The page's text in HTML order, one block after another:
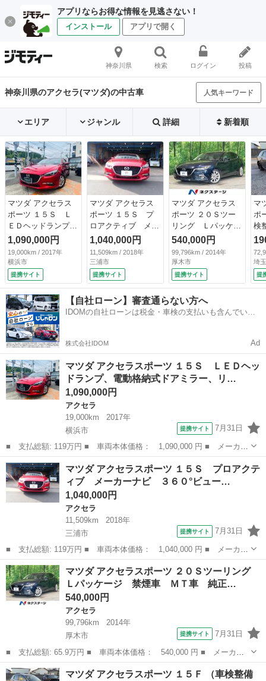
アプリならお得な情報を見逃さない！
インストール アプリで開く
神奈川県 検索 ログイン 投稿
神奈川県のアクセラ(マツダ)の中古車 人気キーワード
エリア ジャンル 詳細 新着順
マツダ アクセラス
ポーツ １５Ｓ Ｌ
ＥＤヘッドランプ、
電動格納式ドアミラ
ー、リアルーフスポ
イラー、分割可倒式
リアシート、アドバ
ンストキーレスエン
トリー、プッシュス
タート、クルーズコ
ントロール、横滑り
防止装置、トラクシ
ョンコントロール
（車検整備付）
1,090,000円
19,000km / 2017年
横浜市
提携サイト
マツダ アクセラス
ポーツ １５Ｓ プ
ロアクティブ メー
カーナビ ３６０°
ビューモニターＣＤ
／ＤＶＤ ＢＯＳＥ
サウンドシステム．
ドラレコ．ＥＴＣ
（車検整備付）
1,040,000円
11,509km / 2018年
三浦市
提携サイト
マツダ アクセラス
ポーツ ２０Ｓツー
リング Ｌパッケー
ジ 禁煙車 ＭＴ
車 純正ナビ 衝突
軽減装置 レーダー
クルーズ レザーシ
ート パワーシー
ト シートヒータ
ー ドラレコ コー
ナーセンサー スマ
イト （検9.6）
540,000円
99,796km / 2014年
厚木市
提携サイト
マ
ポ
検
埼
提
【自社ローン】審査通らない方へ
IDOMの自社ローンは税金・車検の支払いも含んでいる
株式会社IDOM Ad
マツダ アクセラスポーツ １５Ｓ ＬＥＤヘッ
ドランプ、電動格納式ドアミラー、リ…
1,090,000円
アクセラ
19,000km
2017年
横浜市
提携サイト 7月31日
■ 支払総額: 119万円 ■ 車両本体価格： 1,090,000 円 ■ メーカー
名： マツダ ■ 車種名： アクセラスポーツ ■ グレード名： １
５Ｓ ＬＥＤヘッドランプ、電動格納式ドアミラー、リアルーフスポ
イラー、分...
神奈川 横浜市 アクセラ
マツダ アクセラスポーツ １５Ｓ プロアクテ
ィブ メーカーナビ ３６０°ビュー…
1,040,000円
アクセラ
11,509km
2018年
三浦市
提携サイト 7月31日
■ 支払総額: 119万円 ■ 車両本体価格： 1,040,000 円 ■ メーカー
名： マツダ ■ 車種名： アクセラスポーツ ■ グレード名： １
５Ｓ プロアクティブ メーカーナビ ３６０°ビューモニターＣＤ／
ＤＶＤ ...
神奈川 三浦市 アクセラ
マツダ アクセラスポーツ ２０Ｓツーリング
Ｌパッケージ 禁煙車 ＭＴ車 純正…
540,000円
アクセラ
99,796km
2014年
厚木市
提携サイト 7月31日
■ 支払総額: 65.9万円 ■ 車両本体価格： 540,000 円 ■ メーカー
名： マツダ ■ 車種名： アクセラスポーツ ■ グレード名： ２
０Ｓツーリング Ｌパッケージ 禁煙車 ＭＴ車 純正ナビ 衝突軽
神奈川 厚木市 アクセラ
マツダ アクセラスポーツ １５Ｆ （車検整備